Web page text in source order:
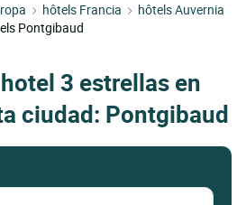
hôtels Francia
hôtels Auvernia
Pontgibaud
3 estrellas en
ciudad: Pontgibaud